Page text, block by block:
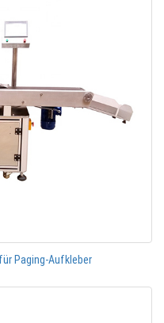
Paging-Aufkleber